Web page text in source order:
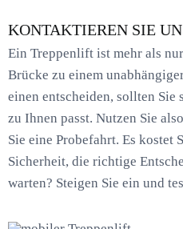
KONTAKTIEREN SIE
Ein Treppenlift ist mehr als
Brücke zu einem
einen entscheiden, sollten
zu Ihnen passt. Nutzen Sie
Sie eine Probefahrt. Es kostet
Sicherheit, die richtige
warten? Steigen Sie ein und